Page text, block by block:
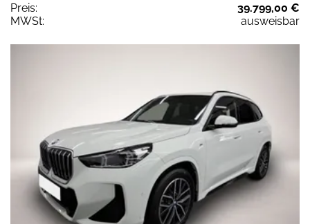
Preis:
39.799,00 €
MWSt:
ausweisbar